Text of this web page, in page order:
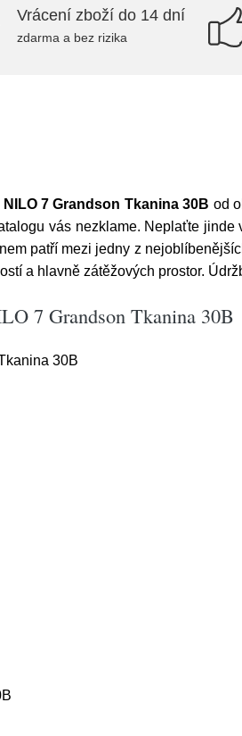
Vrácení zboží do 14 dní
zdarma a bez rizika
7 Grandson Tkanina 30B od
vás nezklame. Neplaťte
patří mezi jedny z
a hlavně zátěžových prostor.
7 Grandson Tkanina 30B
30B